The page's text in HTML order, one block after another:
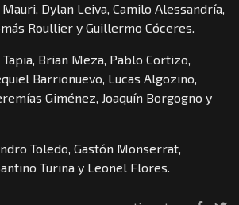
Dylan Leiva, Camilo Alessandría,
Roullier y Guillermo Cóceres.
Tapia, Brian Meza, Pablo Cortizo,
Barrionuevo, Lucas Algozino,
Giménez, Joaquín Borgogno y
Toledo, Gastón Monserrat,
Turina y Leonel Flores.